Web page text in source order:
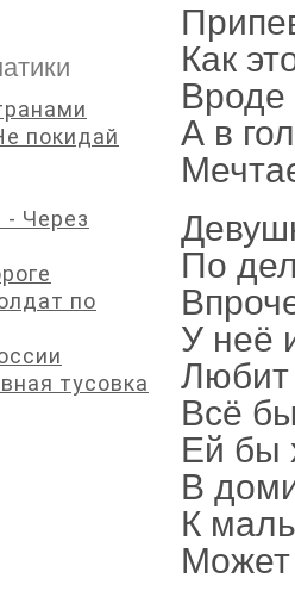
Как
А в
По
У неё
Любит
Всё
Ей бы
В
К
покидай
- Через
по
тусовка